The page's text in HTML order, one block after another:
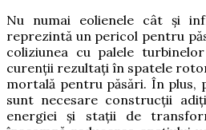
Nu numai eolienele cât și
reprezintă un pericol pentru
coliziunea cu palele
curenții rezultați în spatele
mortală pentru păsări. În plus,
sunt necesare construcții
energiei și stații de